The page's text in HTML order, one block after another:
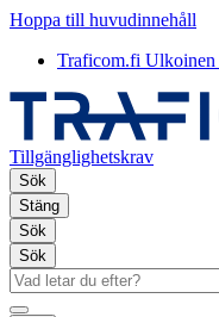
Hoppa till huvudinnehåll
Traficom.fi Ulkoinen
Tillgänglighetskrav
Sök
Stäng
Sök
Sök